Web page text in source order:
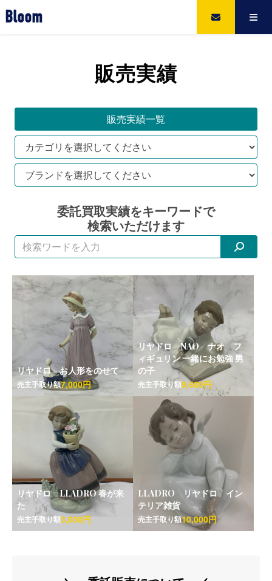
Bloom
販売実績
販売実績一覧
委託買取実績をキーワードで
検索いただけます
リヤドロ お人形をのせて
売主手取り額7,000円
リヤドロ NAO ナオ フ
ィギュリン 一緒にお勉強 男
の子
売主手取り額5,600円
リヤドロ LLADRO 春が来
た
売主手取り額3,000円
LLADRO リヤドロ イン
テリア雑貨
売主手取り額10,000円